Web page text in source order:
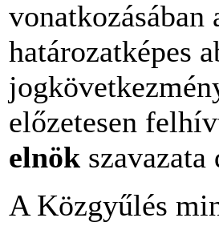
határozatképes
előzetesen
elnök szavazata
A Közgyűlés